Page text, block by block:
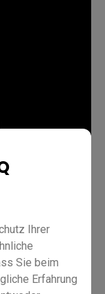
Ihrer
Sie beim
Erfahrung
RE01